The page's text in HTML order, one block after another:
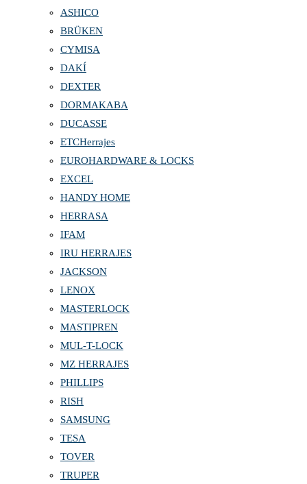
ASHICO
BRÜKEN
CYMISA
DAKÍ
DEXTER
DORMAKABA
DUCASSE
ETCHerrajes
EUROHARDWARE & LOCKS
EXCEL
HANDY HOME
HERRASA
IFAM
IRU HERRAJES
JACKSON
LENOX
MASTERLOCK
MASTIPREN
MUL-T-LOCK
MZ HERRAJES
PHILLIPS
RISH
SAMSUNG
TESA
TOVER
TRUPER